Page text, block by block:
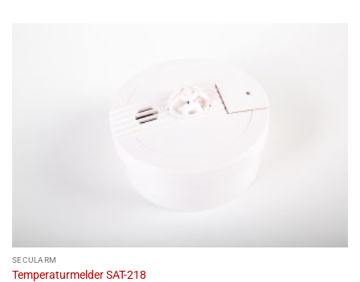
SECULARM
Temperaturmelder SAT-218